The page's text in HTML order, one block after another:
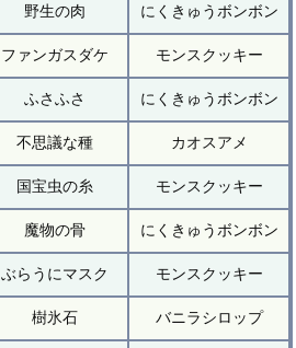
野生の肉 にくきゅうボンボン
ファンガスダケ モンスクッキー
ふさふさ にくきゅうボンボン
不思議な種 カオスアメ
国宝虫の糸 モンスクッキー
魔物の骨 にくきゅうボンボン
ぶらうにマスク モンスクッキー
樹氷石 バニラシロップ